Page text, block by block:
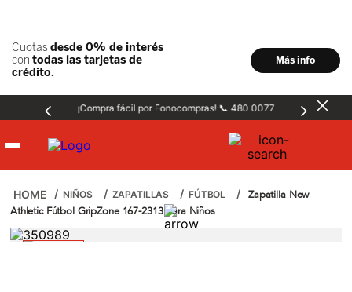
¡Compra fácil por Fonocompras! 📞 480 0077
Hombre
NIÑOS ZAPATILLAS FÚTBOL
Zapatilla New
Athletic Fútbol GripZone 167-2313 para Niños